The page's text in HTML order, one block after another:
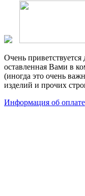
Очень
оставленная Вами в
(иногда это очень
изделий и прочих
Информация об оплате